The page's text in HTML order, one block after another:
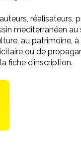
réalisateurs,
méditerranéen au
au patrimoine, à
ou de
fiche d’inscription.